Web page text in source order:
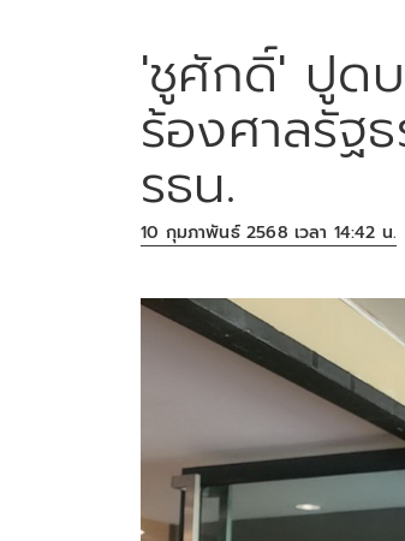
'ชูศักดิ์' ปูด
ร้องศาลรัฐ
รธน.
10 กุมภาพันธ์ 2568 เวลา 14:42 น.